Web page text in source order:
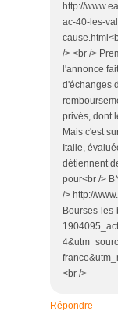
http://
ac-40-les-
/> <br />
l'annonce
d'échanges
privés, dont
Mais c'est
Italie,
détiennent
pour<br />
/> http://
Bourses-
<br />
Répondre